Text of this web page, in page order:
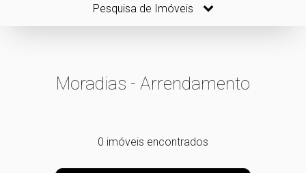
Pesquisa de Imóveis
Moradias - Arrendamento
0 imóveis encontrados